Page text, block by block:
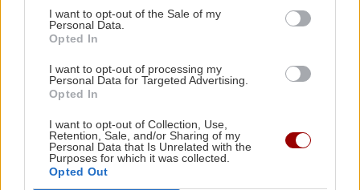
I want to opt-out of the Sale of my
Personal Data.
Opted In
I want to opt-out of processing my
Personal Data for Targeted Advertising.
Opted In
I want to opt-out of Collection, Use,
Retention, Sale, and/or Sharing of my
Personal Data that Is Unrelated with the
Purposes for which it was collected.
Opted Out
ΤΕΧΝΟΛΟΓΙΑ
εισβολή στα συστήματα ύδρευσης και τα κενά
ασφαλείας
11:16
ΟΙΚΟΝΟΜΙΑ
Κοινωνικό Οικιακό Τιμολόγιο 2026: Ανοιχτή η
ΠΕΡΙΕΡΓΑ - ΠΑΡΑΞΕΝΑ
Ξεχάστε το πλύσιμο: Η μπλούζα που
μυστικά συστατικά